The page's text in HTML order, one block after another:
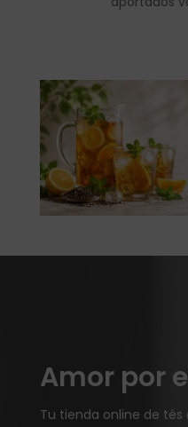
Amor por
Tu tienda online de